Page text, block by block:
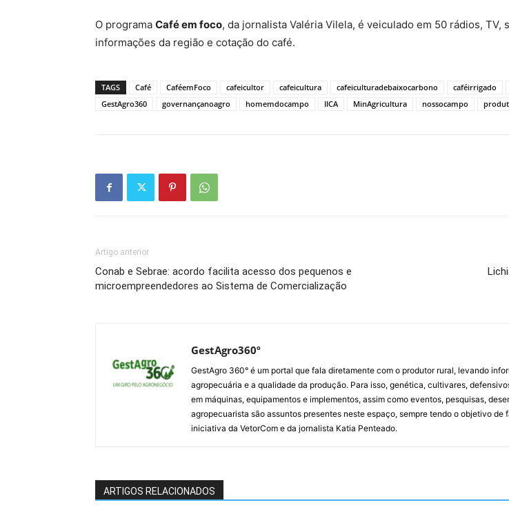
O programa Café em foco, da jornalista Valéria Vilela, é veiculado em 50 rádios,
informações da região e cotação do café.
TAGS Café CaféemFoco cafeicultor cafeicultura cafeiculturadebaixocarbono caféirrigado
GestAgro360
governançanoagro homemdocampo IICA MinAgricultura nossocampo
Artigo anterior
Conab e Sebrae: acordo facilita acesso dos pequenos e
microempreendedores ao Sistema de Comercialização
GestAgro360º
GestAgro 360° é um portal que fala diretamente com o produtor rural, levando
agropecuária e a qualidade da produção. Para isso, genética, cultivares,
em máquinas, equipamentos e implementos, assim como eventos, pesquisas,
agropecuarista são assuntos presentes neste espaço, sempre tendo o objetivo
iniciativa da VetorCom e da jornalista Katia Penteado.
ARTIGOS RELACIONADOS